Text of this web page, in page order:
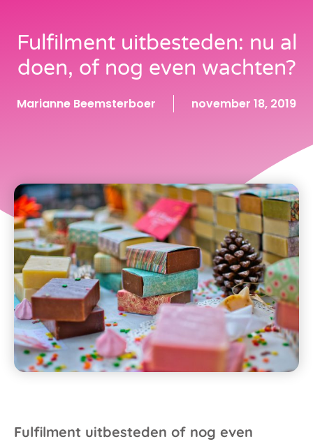
Fulfilment uitbesteden: nu al
doen, of nog even wachten?
Marianne Beemsterboer november 18, 2019
Fulfilment uitbesteden of nog even